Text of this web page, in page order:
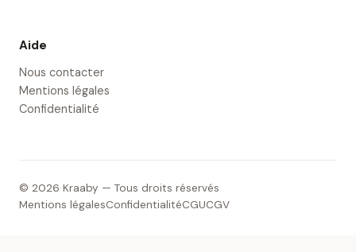
Aide
Nous contacter
Mentions légales
Confidentialité
© 2026 Kraaby — Tous droits réservés
Mentions légalesConfidentialitéCGUCGV